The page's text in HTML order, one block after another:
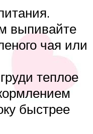
выпивайте
чая или
теплое
быстрее